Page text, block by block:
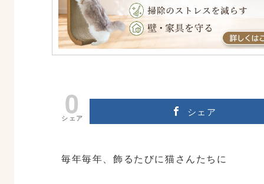
0
シェア
シェア
毎年毎年、飾るたびに猫さんたちに